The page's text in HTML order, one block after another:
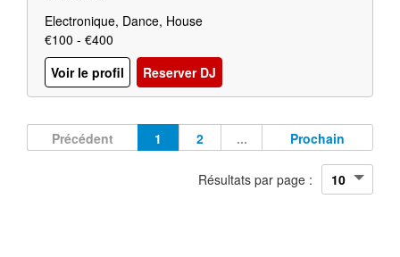
Electronique, Dance, House
€100 - €400
Voir le profil
Reserver DJ
Précédent 1 2 ... Prochain
Résultats par page :